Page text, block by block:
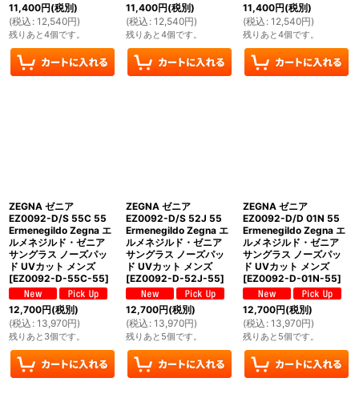
11,400円(税別)
(税込 : 12,540円)
残りあと4個です。
11,400円(税別)
(税込 : 12,540円)
残りあと4個です。
11,400円(税別)
(税込 : 12,540円)
残りあと4個です。
ZEGNA ゼニア
EZ0092-D/S 55C 55
Ermenegildo Zegna エ
ルメネジルド・ゼニア
サングラス ノーズパッ
ド UVカット メンズ
[EZ0092-D-55C-55]
12,700円(税別)
(税込 : 13,970円)
残りあと3個です。
ZEGNA ゼニア
EZ0092-D/S 52J 55
Ermenegildo Zegna エ
ルメネジルド・ゼニア
サングラス ノーズパッ
ド UVカット メンズ
[EZ0092-D-52J-55]
12,700円(税別)
(税込 : 13,970円)
残りあと5個です。
ZEGNA ゼニア
EZ0092-D/D 01N 55
Ermenegildo Zegna エ
ルメネジルド・ゼニア
サングラス ノーズパッ
ド UVカット メンズ
[EZ0092-D-01N-55]
12,700円(税別)
(税込 : 13,970円)
残りあと5個です。